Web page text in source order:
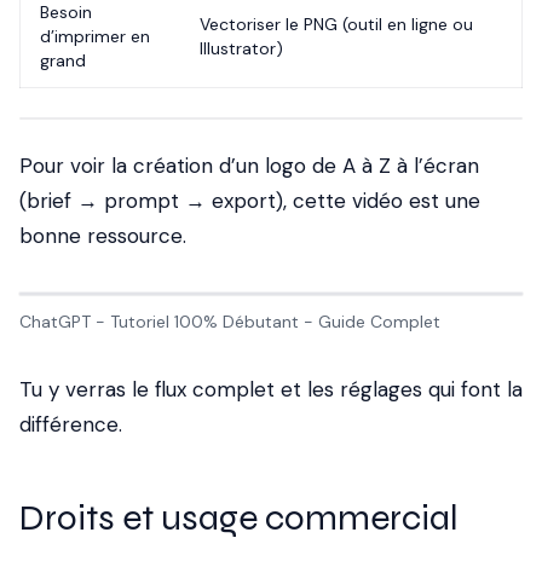
Besoin
d’imprimer en
grand
Vectoriser le PNG (outil en ligne ou
Illustrator)
Pour voir la création d’un logo de A à Z à l’écran
(brief → prompt → export), cette vidéo est une
bonne ressource.
ChatGPT - Tutoriel 100% Débutant - Guide Complet
Tu y verras le flux complet et les réglages qui font la
différence.
Droits et usage commercial